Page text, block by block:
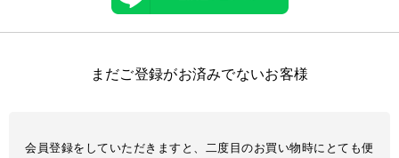
まだご登録がお済みでないお客様
会員登録をしていただきますと、二度目のお買い物時にとても便